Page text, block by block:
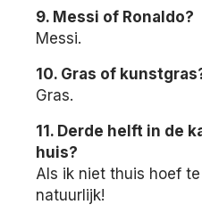
9. Messi of Ronaldo?
Messi.
10. Gras of
Gras.
11. Derde helft in de
huis?
Als ik niet thuis hoef
natuurlijk!